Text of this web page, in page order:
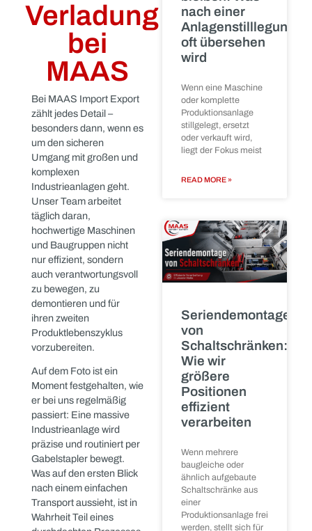
Wenn
jede
Bewegung
zählt –
professionelle
Demontage
und
Verladung
bei
MAAS
Bei MAAS Import Export
zählt jedes Detail –
um den sicheren
Umgang mit großen und
komplexen
Industrieanlagen geht.
Unser Team arbeitet
täglich daran,
hochwertige Maschinen
und Baugruppen nicht
nur effizient, sondern
auch verantwortungsvoll
Aktuelle
Beiträge
raus –
nach einer
oft übersehen
wird
Wenn eine Maschine
oder komplette
Produktionsanlage
stillgelegt, ersetzt
oder verkauft wird,
liegt der Fokus meist
READ MORE »